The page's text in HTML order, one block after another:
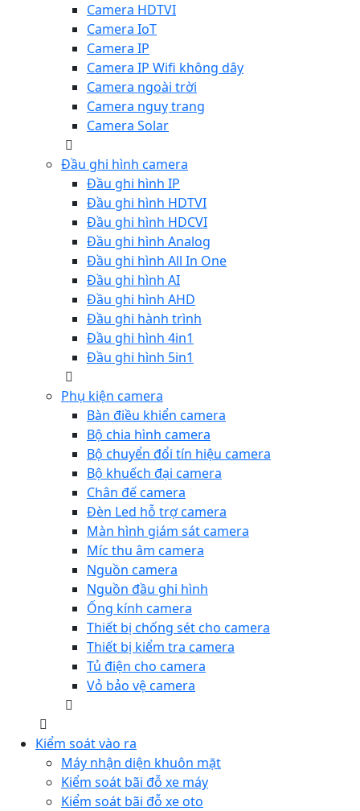
Camera HDTVI
Camera IoT
Camera IP
Camera IP Wifi không dây
Camera ngoài trời
Camera nguỵ trang
Camera Solar
Đầu ghi hình camera
Đầu ghi hình IP
Đầu ghi hình HDTVI
Đầu ghi hình HDCVI
Đầu ghi hình Analog
Đầu ghi hình All In One
Đầu ghi hình AI
Đầu ghi hình AHD
Đầu ghi hành trình
Đầu ghi hình 4in1
Đầu ghi hình 5in1
Phụ kiện camera
Bàn điều khiển camera
Bộ chia hình camera
Bộ chuyển đổi tín hiệu camera
Bộ khuếch đại camera
Chân đế camera
Đèn Led hỗ trợ camera
Màn hình giám sát camera
Míc thu âm camera
Nguồn camera
Nguồn đầu ghi hình
Ống kính camera
Thiết bị chống sét cho camera
Thiết bị kiểm tra camera
Tủ điện cho camera
Vỏ bảo vệ camera
Kiểm soát vào ra
Máy nhận diện khuôn mặt
Kiểm soát bãi đỗ xe máy
Kiểm soát bãi đỗ xe oto